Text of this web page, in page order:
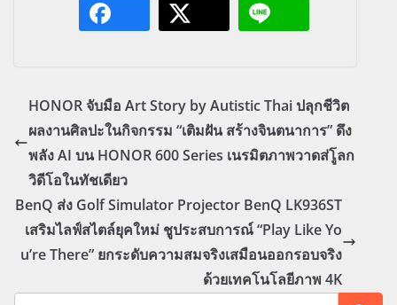
HONOR จับมือ Art Story by Autistic Thai ปลุกชีวิต
ผลงานศิลปะในกิจกรรม “เติมฝัน สร้างจินตนาการ” ดึง
พลัง AI บน HONOR 600 Series เนรมิตภาพวาดส่โูลก
วิดีโอในทัชเดียว
BenQ ส่ง Golf Simulator Projector BenQ LK936ST
เสริมไลฟ์สไตล์ยุคใหม่ ชูประสบการณ์ “Play Like Yo
u’re There” ยกระดับความสมจริงเสมือนออกรอบจริง
ด้วยเทคโนโลยีภาพ 4K